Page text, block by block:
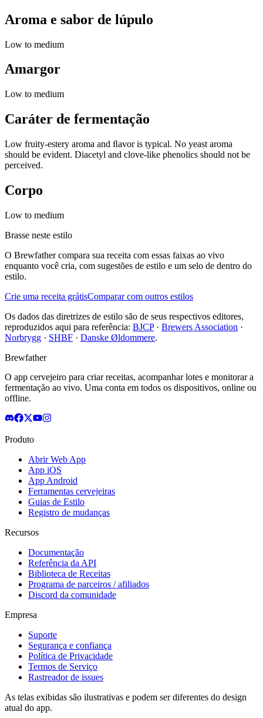
Aroma e sabor de lúpulo
Low to medium
Amargor
Low to medium
Caráter de fermentação
Low fruity-estery aroma and ﬂavor is typical. No yeast aroma
should be evident. Diacetyl and clove-like phenolics should not be
perceived.
Corpo
Low to medium
Brasse neste estilo
O Brewfather compara sua receita com essas faixas ao vivo
enquanto você cria, com sugestões de estilo e um selo de dentro do
estilo.
Crie uma receita grátisComparar com outros estilos
Os dados das diretrizes de estilo são de seus respectivos editores,
reproduzidos aqui para referência: BJCP· Brewers Association ·
Norbrygg · SHBF · Danske Øldommere.
Brewfather
O app cervejeiro para criar receitas, acompanhar lotes e monitorar a
fermentação ao vivo. Uma conta em todos os dispositivos, online ou
offline.
Produto
Abrir Web App
App iOS
App Android
Ferramentas cervejeiras
Guias de Estilo
Registro de mudanças
Recursos
Documentação
Referência da API
Biblioteca de Receitas
Programa de parceiros / afiliados
Discord da comunidade
Empresa
Suporte
Segurança e confiança
Política de Privacidade
Termos de Serviço
Rastreador de issues
As telas exibidas são ilustrativas e podem ser diferentes do design
atual do app.